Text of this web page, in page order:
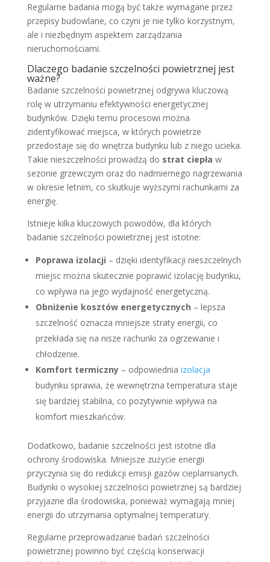
Regularne badania mogą być także wymagane przez
przepisy budowlane, co czyni je nie tylko korzystnym,
ale i niezbędnym aspektem zarządzania
nieruchomościami.
Dlaczego badanie szczelności powietrznej jest
ważne?
Badanie szczelności powietrznej odgrywa kluczową
rolę w utrzymaniu efektywności energetycznej
budynków. Dzięki temu procesowi można
zidentyfikować miejsca, w których powietrze
przedostaje się do wnętrza budynku lub z niego ucieka.
Takie nieszczelności prowadzą do strat ciepła w
sezonie grzewczym oraz do nadmiernego nagrzewania
w okresie letnim, co skutkuje wyższymi rachunkami za
energię.
Istnieje kilka kluczowych powodów, dla których
badanie szczelności powietrznej jest istotne:
Poprawa izolacji – dzięki identyfikacji nieszczelnych
miejsc można skutecznie poprawić izolację budynku,
co wpływa na jego wydajność energetyczną.
Obniżenie kosztów energetycznych – lepsza
szczelność oznacza mniejsze straty energii, co
przekłada się na nisze rachunki za ogrzewanie i
chłodzenie.
Komfort termiczny– odpowiednia izolacja
budynku sprawia, że wewnętrzna temperatura staje
się bardziej stabilna, co pozytywnie wpływa na
komfort mieszkańców.
Dodatkowo, badanie szczelności jest istotne dla
ochrony środowiska. Mniejsze zużycie energii
przyczynia się do redukcji emisji gazów cieplarnianych.
Budynki o wysokiej szczelności powietrznej są bardziej
przyjazne dla środowiska, ponieważ wymagają mniej
energii do utrzymania optymalnej temperatury.
Regularne przeprowadzanie badań szczelności
powietrznej powinno być częścią konserwacji